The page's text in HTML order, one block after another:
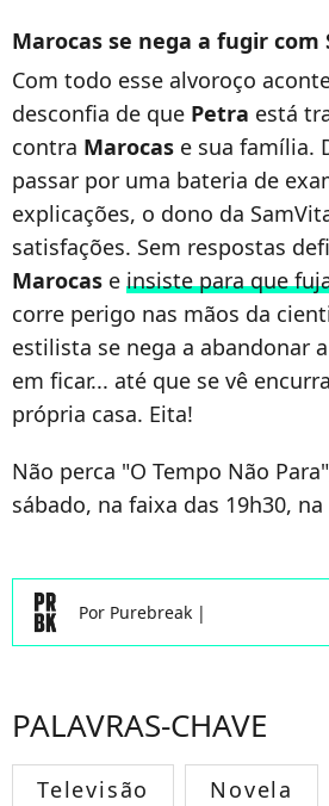
Marocas se nega a fugir com
Com todo esse alvoroço
desconfia de que Petra está
contra Marocas e sua família.
passar por uma bateria de
explicações, o dono da
satisfações. Sem respostas
Marocas e insiste para que
corre perigo nas mãos da
estilista se nega a abandonar
em ficar... até que se vê
própria casa. Eita!
Não perca "O Tempo Não
sábado, na faixa das 19h30,
Por Purebreak |
PALAVRAS-CHAVE
Televisão Novela